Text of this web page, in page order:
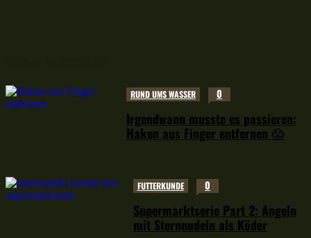
RUND UMS WASSER 0
Irgendwann musste es passieren:
Haken aus Finger entfernen 😱
FUTTERKUNDE 0
Supermarktserie Part 2: Angeln
mit Sternnudeln als Köder